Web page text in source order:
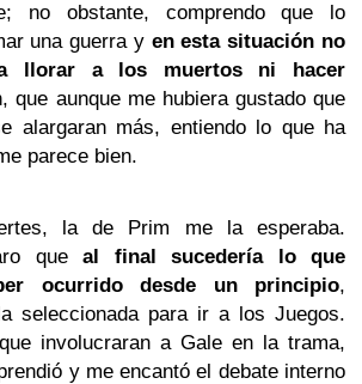
no obstante, comprendo que lo
una guerra y en esta situación no
llorar a los muertos ni hacer
que aunque me hubiera gustado que
alargaran más, entiendo lo que ha
parece bien.
la de Prim me la esperaba.
que al final sucedería lo que
ocurrido desde un principio,
seleccionada para ir a los Juegos.
involucraran a Gale en la trama,
y me encantó el debate interno